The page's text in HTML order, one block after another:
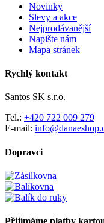
Novinky
Slevy a akce
Nejprodávanější
Napište nám
Mapa stránek
Rychlý kontakt
Santos SK s.r.o.
Tel.: +420 722 009 279
E-mail:
Dopravci